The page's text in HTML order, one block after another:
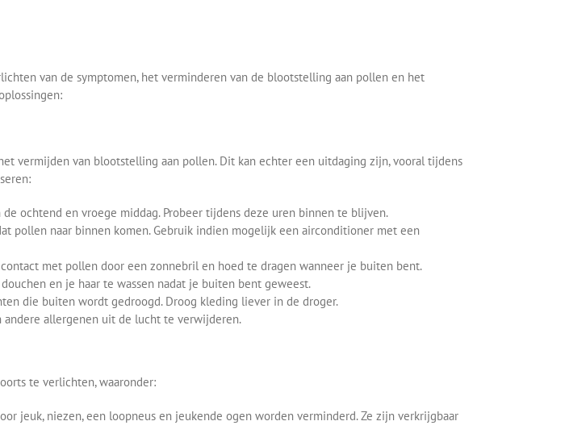
van de symptomen, het verminderen van de blootstelling aan pollen en het
vermijden van blootstelling aan pollen. Dit kan echter een uitdaging zijn, vooral tijdens
ochtend en vroege middag. Probeer tijdens deze uren binnen te blijven.
pollen naar binnen komen. Gebruik indien mogelijk een airconditioner met een
met pollen door een zonnebril en hoed te dragen wanneer je buiten bent.
en je haar te wassen nadat je buiten bent geweest.
die buiten wordt gedroogd. Droog kleding liever in de droger.
allergenen uit de lucht te verwijderen.
te verlichten, waaronder:
jeuk, niezen, een loopneus en jeukende ogen worden verminderd. Ze zijn verkrijgbaar